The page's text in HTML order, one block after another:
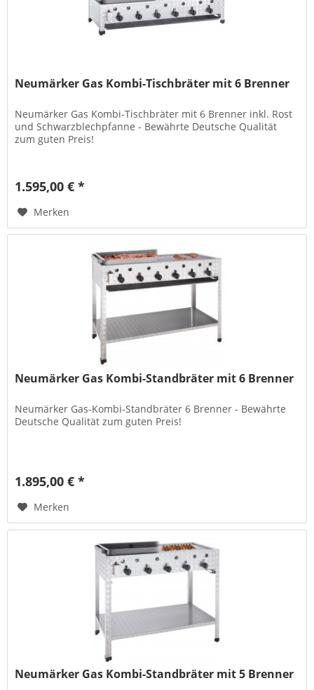
Neumärker Gas Kombi-Tischbräter mit 6 Brenner
Neumärker Gas Kombi-Tischbräter mit 6 Brenner inkl. Rost
und Schwarzblechpfanne - Bewährte Deutsche Qualität
zum guten Preis!
1.595,00 € *
Merken
Neumärker Gas Kombi-Standbräter mit 6 Brenner
Neumärker Gas-Kombi-Standbräter 6 Brenner - Bewährte
Deutsche Qualität zum guten Preis!
1.895,00 € *
Merken
Neumärker Gas Kombi-Standbräter mit 5 Brenner